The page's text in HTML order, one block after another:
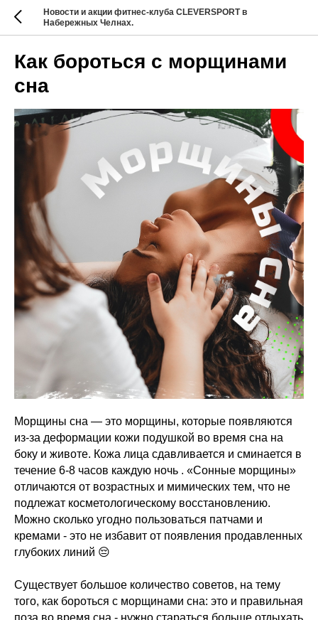
Новости и акции фитнес-клуба CLEVERSPORT в
Набережных Челнах.
Как бороться с морщинами
сна
Морщины сна — это морщины, которые появляются
из-за деформации кожи подушкой во время сна на
боку и животе. Кожа лица сдавливается и сминается в
течение 6-8 часов каждую ночь . «Сонные морщины»
отличаются от возрастных и мимических тем, что не
подлежат косметологическому восстановлению.
Можно сколько угодно пользоваться патчами и
кремами - это не избавит от появления продавленных
глубоких линий 😔
Существует большое количество советов, на тему
того, как бороться с морщинами сна: это и правильная
поза во время сна - нужно стараться больше отдыхать